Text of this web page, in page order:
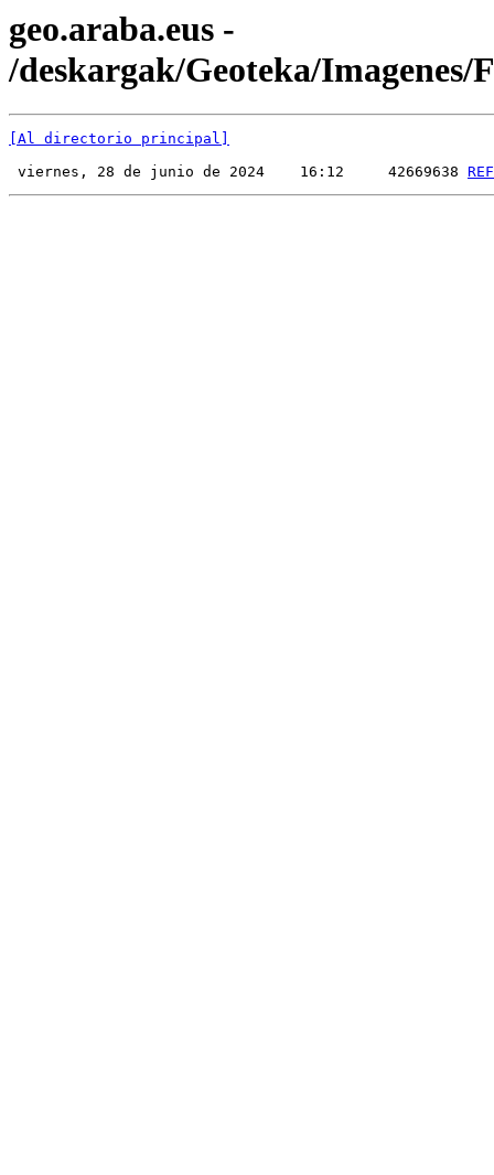
geo.araba.eus -
/deskargak/Geoteka/Imagenes/
[Al directorio principal]
viernes, 28 de junio de 2024    16:12     42669638